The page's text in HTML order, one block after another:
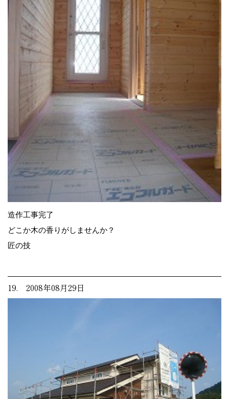
造作工事完了
どこか木の香りがしませんか？
匠の技
19. 2008年08月29日